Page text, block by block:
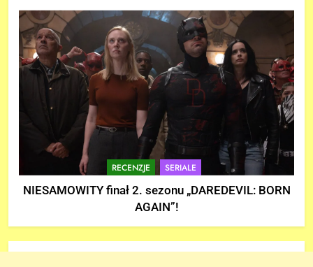
RECENZJE SERIALE
NIESAMOWITY finał 2. sezonu „DAREDEVIL: BORN
AGAIN”!